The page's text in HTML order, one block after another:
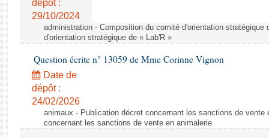
dépôt :
29/10/2024
administration - Composition du comité d'orientation stratégique
d'orientation stratégique de « Lab'R »
Question écrite n° 13059 de Mme Corinne Vignon
Date de
dépôt :
24/02/2026
animaux - Publication décret concernant les sanctions de vente
concernant les sanctions de vente en animalerie